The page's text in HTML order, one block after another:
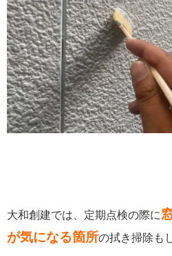
大和創建では、定期点検の際に
が気になる箇所の拭き掃除も